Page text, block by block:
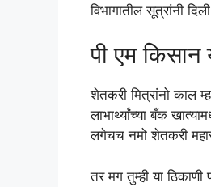
विभागातील सूत्रांनी
पी एम किसान
शेतकरी मित्रांनो काल
लाभार्थ्यांच्या बँक
लगेचच नमो शेतकरी
तर मग तुम्ही या